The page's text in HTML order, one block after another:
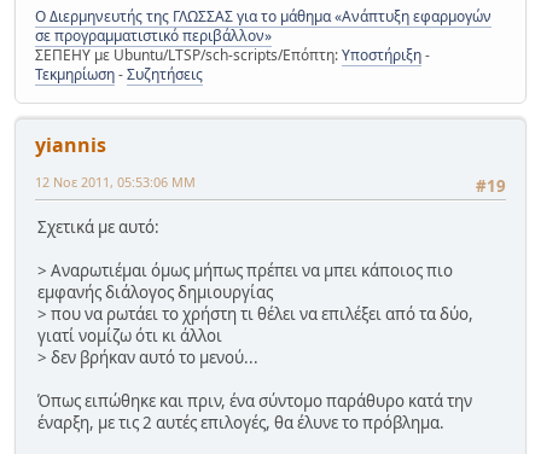
Ο Διερμηνευτής της ΓΛΩΣΣΑΣ για το μάθημα «Ανάπτυξη εφαρμογών
σε προγραμματιστικό περιβάλλον»
ΣΕΠΕΗΥ με Ubuntu/LTSP/sch-scripts/Επόπτη:Υποστήριξη-
Τεκμηρίωση-Συζητήσεις
yiannis
#19
12 Νοε 2011, 05:53:06 ΜΜ
Σχετικά με αυτό:
> Αναρωτιέμαι όμως μήπως πρέπει να μπει κάποιος πιο
εμφανής διάλογος δημιουργίας
> που να ρωτάει το χρήστη τι θέλει να επιλέξει από τα δύο,
γιατί νομίζω ότι κι άλλοι
> δεν βρήκαν αυτό το μενού...
Όπως ειπώθηκε και πριν, ένα σύντομο παράθυρο κατά την
έναρξη, με τις 2 αυτές επιλογές, θα έλυνε το πρόβλημα.